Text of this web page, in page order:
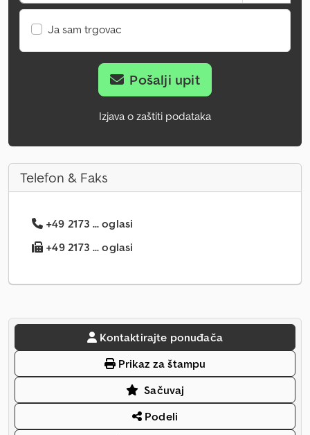
Ja sam trgovac
Pošalji upit
Izjava o zaštiti podataka
Telefon & Faks
+49 2173 ... oglasi
+49 2173 ... oglasi
Kontaktirajte ponuđača
Prikaz za štampu
Sačuvaj
Podeli